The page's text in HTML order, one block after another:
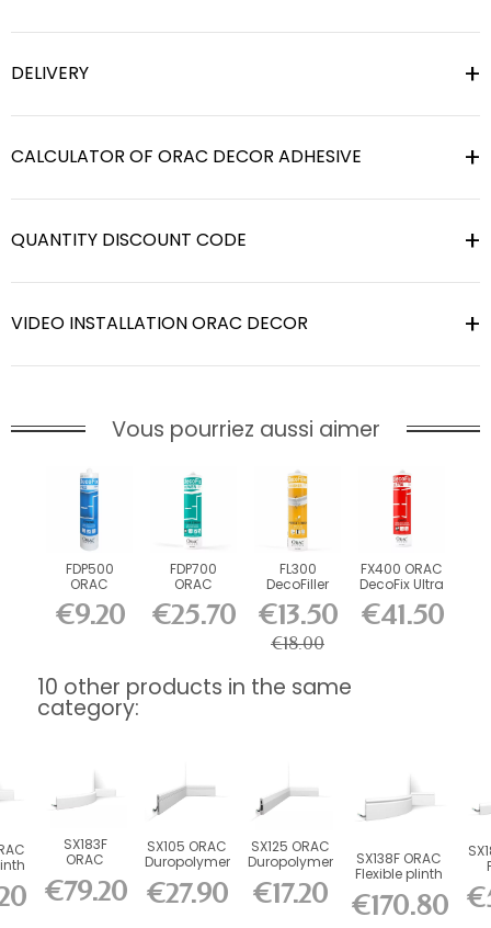
DELIVERY
CALCULATOR OF ORAC DECOR ADHESIVE
QUANTITY DISCOUNT CODE
VIDEO INSTALLATION ORAC DECOR
Vous pourriez aussi aimer
FDP500
ORAC
DecoFix Pro
310 ml
€9.20
FDP700
ORAC
DecoFix
Power 290
ml
€25.70
FL300
DecoFiller
€13.50
€18.00
FX400 ORAC
DecoFix Ultra
€41.50
10 other products in the same
category:
SX183F
ORAC
Flexible
Skirting Flex
L200 x...
€79.20
SX105 ORAC
Duropolymer
Skirting
Board L200...
€27.90
SX125 ORAC
Duropolymer
L200 x H6.9 x
L1.4 cm
€17.20
SX138F ORAC
Flexible plinth
Flex L200 x...
€170.80